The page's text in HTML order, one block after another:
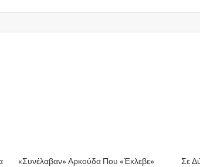
«Συνέλαβαν» Αρκούδα Που «έκλεβε» Σε